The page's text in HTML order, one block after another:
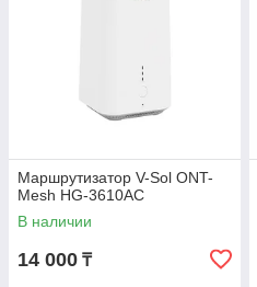
Маршрутизатор V-Sol ONT-
Mesh HG-3610AC
В наличии
14 000 ₸